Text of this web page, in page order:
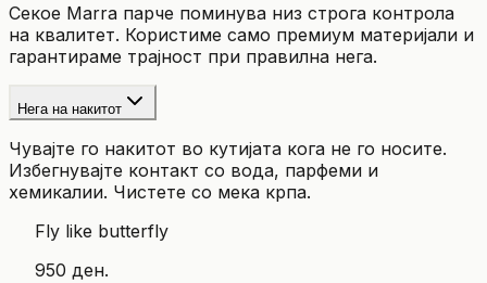
Секое Marra парче поминува низ строга контрола
на квалитет. Користиме само премиум материјали и
гарантираме трајност при правилна нега.
Нега на накитот
Чувајте го накитот во кутијата кога не го носите.
Избегнувајте контакт со вода, парфеми и
хемикалии. Чистете со мека крпа.
Fly like butterfly
950 ден.